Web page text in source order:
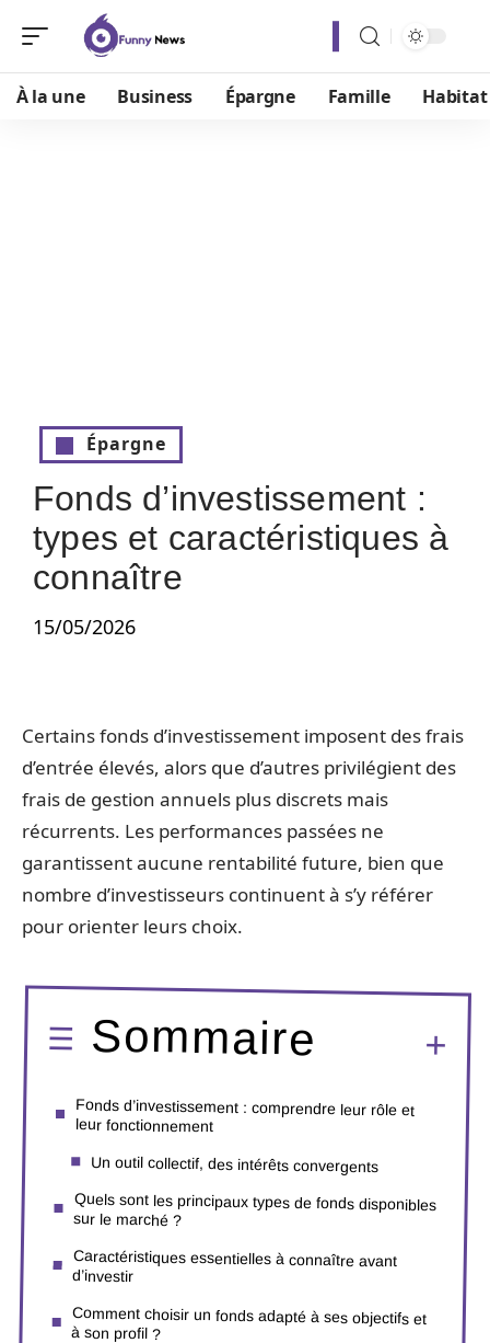
À la une Business Épargne Famille Habitat
Épargne
Fonds d’investissement :
types et caractéristiques à
connaître
15/05/2026
Certains fonds d’investissement imposent des frais
d’entrée élevés, alors que d’autres privilégient des
frais de gestion annuels plus discrets mais
récurrents. Les performances passées ne
garantissent aucune rentabilité future, bien que
nombre d’investisseurs continuent à s’y référer
pour orienter leurs choix.
Sommaire
Fonds d’investissement : comprendre leur rôle et
leur fonctionnement
Un outil collectif, des intérêts convergents
Quels sont les principaux types de fonds disponibles
sur le marché ?
Caractéristiques essentielles à connaître avant
d’investir
Comment choisir un fonds adapté à ses objectifs et
à son profil ?